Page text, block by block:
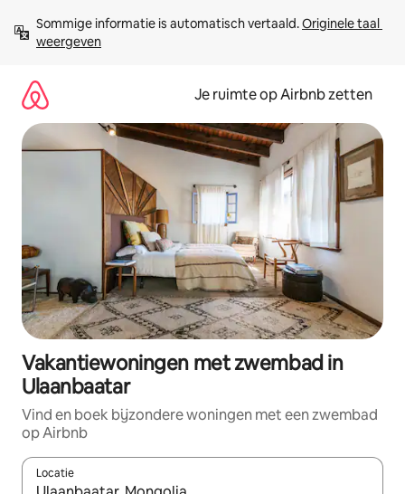
direct
naar
Sommige informatie is automatisch vertaald. Originele taal
weergeven
Je ruimte op Airbnb zetten
Vakantiewoningen met zwembad in
Ulaanbaatar
Vind en boek bijzondere woningen met een zwembad
op Airbnb
Locatie
Wanneer er suggesties beschikbaar zijn, maak je een keuze